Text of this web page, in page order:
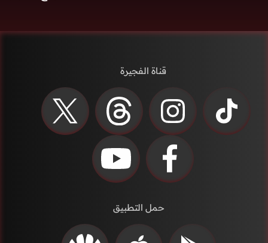
قناة الفجيرة
حمل التطبيق